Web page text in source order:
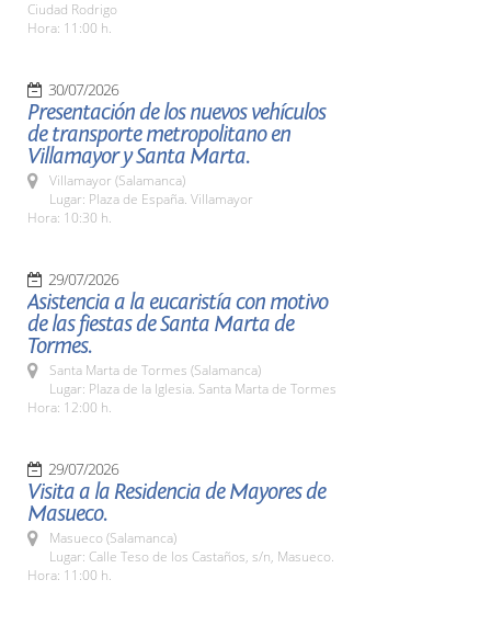
Ciudad Rodrigo
Hora: 11:00 h.
30/07/2026
Presentación de los nuevos vehículos
de transporte metropolitano en
Villamayor y Santa Marta.
Villamayor (Salamanca)
Lugar: Plaza de España. Villamayor
Hora: 10:30 h.
29/07/2026
Asistencia a la eucaristía con motivo
de las fiestas de Santa Marta de
Tormes.
Santa Marta de Tormes (Salamanca)
Lugar: Plaza de la Iglesia. Santa Marta de Tormes
Hora: 12:00 h.
29/07/2026
Visita a la Residencia de Mayores de
Masueco.
Masueco (Salamanca)
Lugar: Calle Teso de los Castaños, s/n, Masueco.
Hora: 11:00 h.